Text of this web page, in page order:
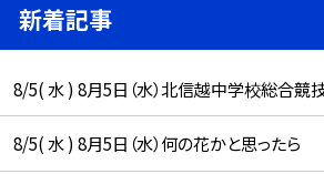
新着記事
8/5( 水 ) 8月5日（水）北信越中学校総合
8/5( 水 ) 8月5日（水）何の花かと思ったら